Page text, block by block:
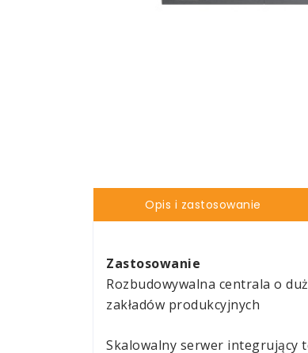
Opis i zastosowanie
Zastosowanie
Rozbudowywalna centrala o
zakładów produkcyjnych
Skalowalny serwer integrujący